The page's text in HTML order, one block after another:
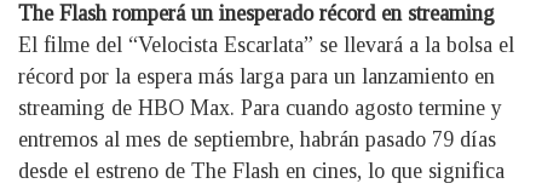
The Flash romperá un inesperado récord en streaming
El filme del “Velocista Escarlata” se llevará a la bolsa el
récord por la espera más larga para un lanzamiento en
streaming de HBO Max. Para cuando agosto termine y
entremos al mes de septiembre, habrán pasado 79 días
desde el estreno de The Flash en cines, lo que significa